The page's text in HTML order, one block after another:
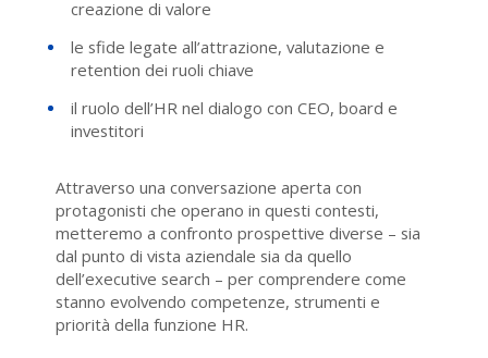
creazione di valore
le sfide legate all’attrazione, valutazione e
retention dei ruoli chiave
il ruolo dell’HR nel dialogo con CEO, board e
investitori
Attraverso una conversazione aperta con
protagonisti che operano in questi contesti,
metteremo a confronto prospettive diverse – sia
dal punto di vista aziendale sia da quello
dell’executive search – per comprendere come
stanno evolvendo competenze, strumenti e
priorità della funzione HR.